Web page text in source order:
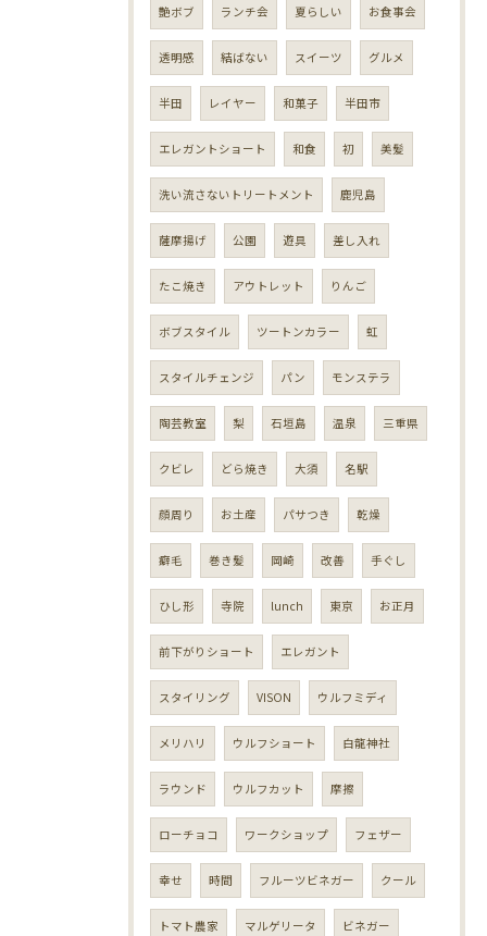
艶ボブ ランチ会 夏らしい お食事会
透明感 結ばない スイーツ グルメ
半田 レイヤー 和菓子 半田市
エレガントショート 和食 初 美髪
洗い流さないトリートメント 鹿児島
薩摩揚げ 公園 遊具 差し入れ
たこ焼き アウトレット りんご
ボブスタイル ツートンカラー 虹
スタイルチェンジ パン モンステラ
陶芸教室 梨 石垣島 温泉 三重県
クビレ どら焼き 大須 名駅
顔周り お土産 パサつき 乾燥
癖毛 巻き髪 岡崎 改善 手ぐし
ひし形 寺院 lunch 東京 お正月
前下がりショート エレガント
スタイリング VISON ウルフミディ
メリハリ ウルフショート 白龍神社
ラウンド ウルフカット 摩擦
ローチョコ ワークショップ フェザー
幸せ 時間 フルーツビネガー クール
トマト農家 マルゲリータ ビネガー